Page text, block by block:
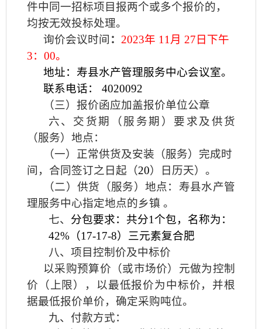
件中同一招标项目报两个或多个报价的，
均按无效投标处理。
询价会议时间 ： 2023年 11 月 27 日下午
3： 00。
地址：寿县水产管理服务中心会议室。
联系电话：
4020092
（三）报价函应加盖报价单位公章
六、交货期（服务期）要求及供货
（服务）地点：
（一）正常供货及安装（服务）完成时
间，合同签订之日起（20）日历天）。
（二）供货（服务）地点：寿县水产管
理服务中心指定地点的乡镇 。
七、 分包要求：共分1个包，名称为：
42%（17-17-8）三元素复合肥
八、项目控制价及中标价
以采购预算价（或市场价）元做为控制
价（上限），以最低报价为中标价，并根
据最低报价单价，确定采购吨位。
九、付款方式：